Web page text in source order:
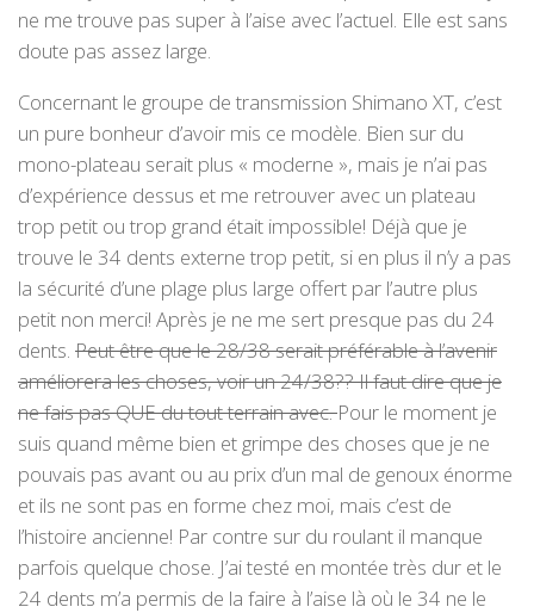
ne me trouve pas super à l’aise avec l’actuel. Elle est sans
doute pas assez large.
Concernant le groupe de transmission Shimano XT, c’est
un pure bonheur d’avoir mis ce modèle. Bien sur du
mono-plateau serait plus « moderne », mais je n’ai pas
d’expérience dessus et me retrouver avec un plateau
trop petit ou trop grand était impossible! Déjà que je
trouve le 34 dents externe trop petit, si en plus il n’y a pas
la sécurité d’une plage plus large offert par l’autre plus
petit non merci! Après je ne me sert presque pas du 24
dents. Peut être que le 28/38 serait préférable à l’avenir
améliorera les choses, voir un 24/38?? Il faut dire que je
ne fais pas QUE du tout terrain avec.Pour le moment je
suis quand même bien et grimpe des choses que je ne
pouvais pas avant ou au prix d’un mal de genoux énorme
et ils ne sont pas en forme chez moi, mais c’est de
l’histoire ancienne! Par contre sur du roulant il manque
parfois quelque chose. J’ai testé en montée très dur et le
24 dents m’a permis de la faire à l’aise là où le 34 ne le